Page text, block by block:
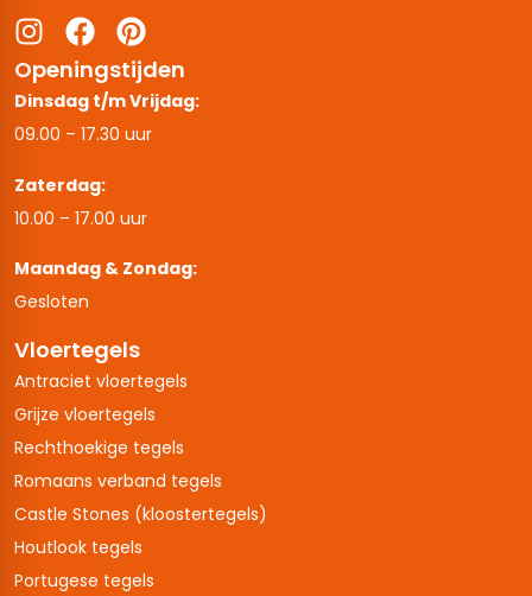
Openingstijden
Dinsdag t/m Vrijdag:
09.00 – 17.30 uur
Zaterdag:
10.00 – 17.00 uur
Maandag & Zondag:
Gesloten
Vloertegels
Antraciet vloertegels
Grijze vloertegels
Rechthoekige tegels
Romaans verband tegels
Castle Stones (kloostertegels)
Houtlook tegels
Portugese tegels